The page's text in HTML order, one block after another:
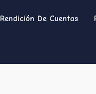
Rendición De Cuentas